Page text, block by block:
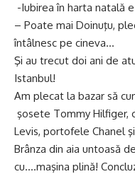
-Iubirea în harta natală
– Poate mai Doinuţu,
întâlnesc pe cineva…
Şi au trecut doi ani de
Istanbul!
Am plecat la bazar să
şosete Tommy Hilfiger,
Levis, portofele Chanel
Brânza din aia untoasă
cu….maşina plină!